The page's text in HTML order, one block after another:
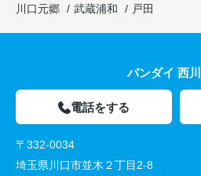
川口元郷
武蔵浦和 戸田
バンダイ 西
電話をする
〒332-0034
埼玉県川口市並木２丁目2-8